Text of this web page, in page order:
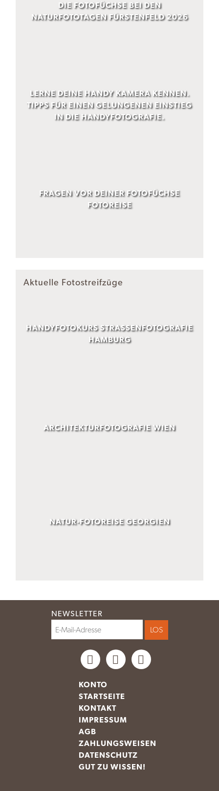
DIE FOTOFÜCHSE BEI DEN
NATURFOTOTAGEN FÜRSTENFELD 2026
LERNE DEINE HANDY KAMERA KENNEN.
TIPPS FÜR EINEN GELUNGENEN EINSTIEG
IN DIE HANDYFOTOGRAFIE.
FRAGEN VOR DEINER FOTOFÜCHSE
FOTOREISE
Aktuelle Fotostreifzüge
HANDYFOTOKURS STRASSENFOTOGRAFIE H
AMBURG
ARCHITEKTURFOTOGRAFIE WIEN
NATUR-FOTOREISE GEORGIEN
NEWSLETTER
KONTO
STARTSEITE
KONTAKT
IMPRESSUM
AGB
ZAHLUNGSWEISEN
DATENSCHUTZ
GUT ZU WISSEN!